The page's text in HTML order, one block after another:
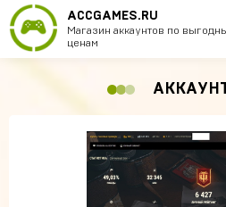
ACCGAMES.RU
Магазин аккаунтов по
ценам
АККАУНТ